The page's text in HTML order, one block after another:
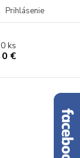
Prihlásenie
0ks
0 €